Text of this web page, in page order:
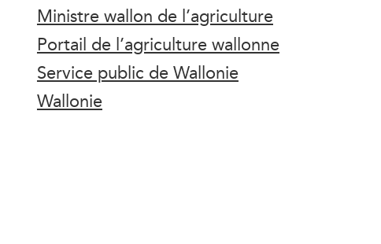
Ministre wallon de l’agriculture
Portail de l’agriculture wallonne
Service public de Wallonie
Wallonie